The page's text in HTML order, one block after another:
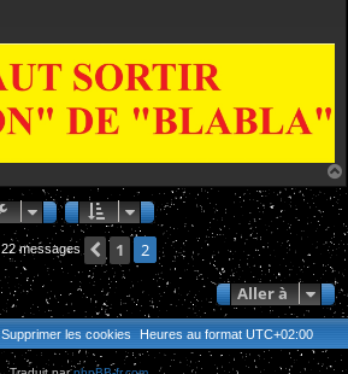
22 messages Précédente
1
2
Aller à
Heures au format UTC+02:00
Supprimer les cookies